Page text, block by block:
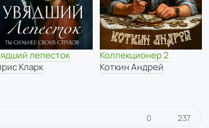
лепесток
Кларк
Коллекционер 2
Коткин Андрей
0 237